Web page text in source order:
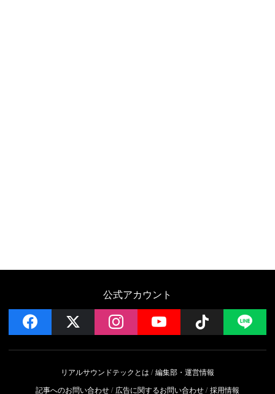
公式アカウント
facebook instagramYouTube Follow
リアルサウンドテックとは
編集部・運営情報
記事へのお問い合わせ
広告に関するお問い合わせ 採用情報